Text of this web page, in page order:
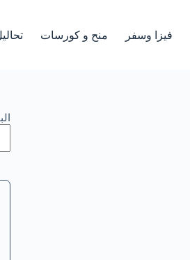
فيزا وسفر منح و كورسات